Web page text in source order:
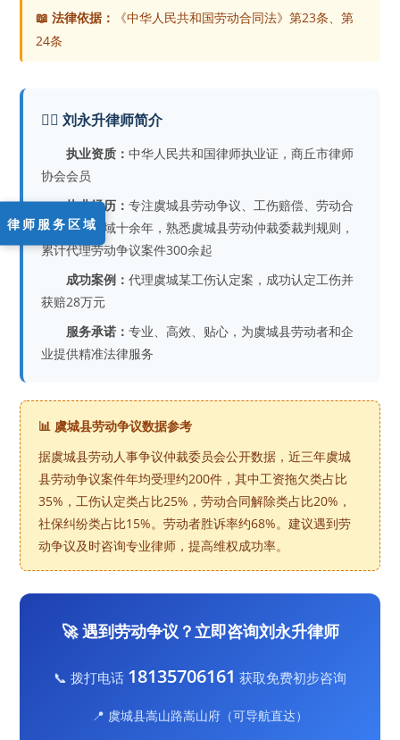
📖 法律依据：
《中华人民共和国劳动合同法》第23条、第
24条
👨‍⚖️ 刘永升律师简介
执业资质：中华人民共和国律师执业证，商丘市律师
协会会员
执业经历：专注虞城县劳动争议、工伤赔偿、劳动合
同纠纷等领域十余年，熟悉虞城县劳动仲裁委裁判规则，
累计代理劳动争议案件300余起
成功案例：代理虞城某工伤认定案，成功认定工伤并
获赔28万元
服务承诺：专业、高效、贴心，为虞城县劳动者和企
业提供精准法律服务
📊 虞城县劳动争议数据参考
据虞城县劳动人事争议仲裁委员会公开数据，近三年虞城
县劳动争议案件年均受理约200件，其中工资拖欠类占比
35%，工伤认定类占比25%，劳动合同解除类占比20%，
社保纠纷类占比15%。劳动者胜诉率约68%。建议遇到劳
动争议及时咨询专业律师，提高维权成功率。
🚀 遇到劳动争议？立即咨询刘永升律师
📞 拨打电话 18135706161 获取免费初步咨询
📍 虞城县嵩山路嵩山府（可导航直达）
律师服务区域